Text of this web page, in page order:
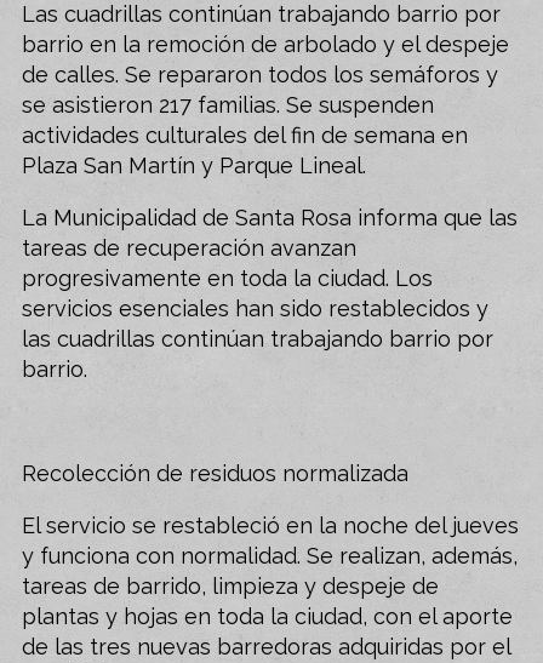
Las cuadrillas continúan trabajando barrio por
barrio en la remoción de arbolado y el despeje
de calles. Se repararon todos los semáforos y
se asistieron 217 familias. Se suspenden
actividades culturales del fin de semana en
Plaza San Martín y Parque Lineal.
La Municipalidad de Santa Rosa informa que las
tareas de recuperación avanzan
progresivamente en toda la ciudad. Los
servicios esenciales han sido restablecidos y
las cuadrillas continúan trabajando barrio por
barrio.
Recolección de residuos normalizada
El servicio se restableció en la noche del jueves
y funciona con normalidad. Se realizan, además,
tareas de barrido, limpieza y despeje de
plantas y hojas en toda la ciudad, con el aporte
de las tres nuevas barredoras adquiridas por el